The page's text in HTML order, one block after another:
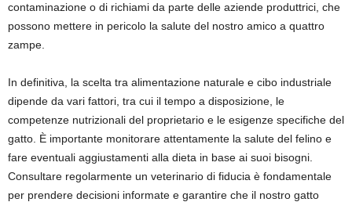
contaminazione o di richiami da parte delle aziende produttrici, che
possono mettere in pericolo la salute del nostro amico a quattro
zampe.
In definitiva, la scelta tra alimentazione naturale e cibo industriale
dipende da vari fattori, tra cui il tempo a disposizione, le
competenze nutrizionali del proprietario e le esigenze specifiche del
gatto. È importante monitorare attentamente la salute del felino e
fare eventuali aggiustamenti alla dieta in base ai suoi bisogni.
Consultare regolarmente un veterinario di fiducia è fondamentale
per prendere decisioni informate e garantire che il nostro gatto